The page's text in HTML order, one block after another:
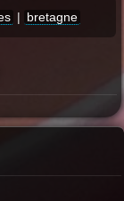
| bretagne